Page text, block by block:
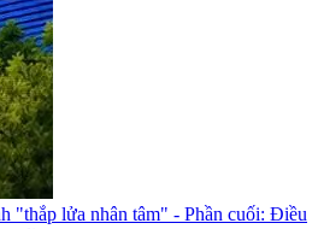
"thắp lửa nhân tâm" - Phần cuối: Điều